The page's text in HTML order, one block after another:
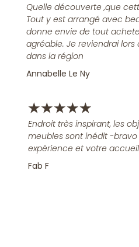
Quelle découverte ,que
Tout y est arrangé avec
donne envie de tout
agréable. Je reviendrai
dans la région
Annabelle Le Ny
★★★★★
Endroit très inspirant, les
meubles sont inédit -
expérience et votre
Fab F